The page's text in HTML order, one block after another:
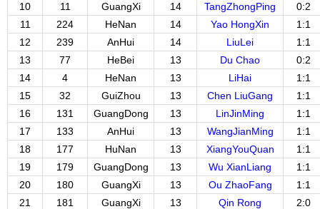
10
11 GuangXi 14 TangZhongPing
0:2
11
224 HeNan 14 Yao HongXin
1:1
12
239 AnHui 14 LiuLei
1:1
13
77 HeBei 13 Du Chao
0:2
14
4 HeNan 13 LiHai
1:1
15
32 GuiZhou 13 Chen LiuGang
1:1
16
131 GuangDong 13 LinJinMing
1:1
17
133 AnHui 13 WangJianMing
1:1
18
177 HuNan 13 XiangYouQuan
1:1
19
179 GuangDong 13 Wu XianLiang
1:1
20
180 GuangXi 13 Ou ZhaoFang
1:1
21
181 GuangXi 13 Qin Rong
2:0